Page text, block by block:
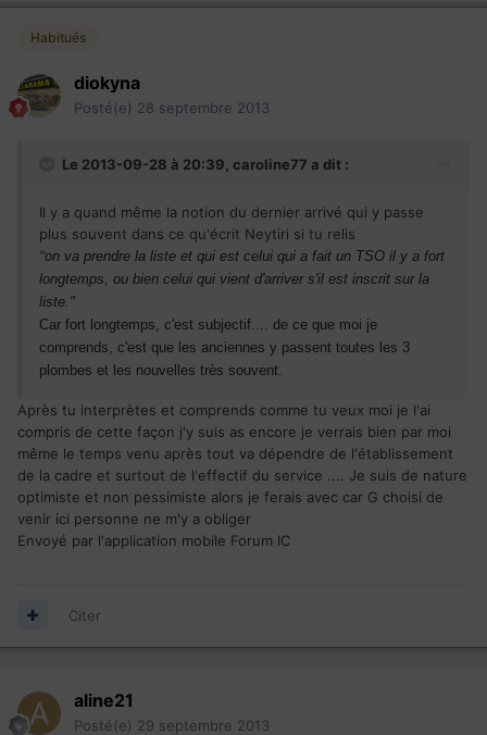
Habitués
diokyna
Posté(e) 28 septembre 2013
Le 2013-09-28 à 20:39, caroline77 a dit :
Il y a quand même la notion du dernier arrivé qui y passe
plus souvent dans ce qu'écrit Neytiri si tu relis
"on va prendre la liste et qui est celui qui a fait un TSO il y a fort
longtemps, ou bien celui qui vient d'arriver s'il est inscrit sur la
liste."
Car fort longtemps, c'est subjectif.... de ce que moi je
comprends, c'est que les anciennes y passent toutes les 3
plombes et les nouvelles très souvent.
Après tu interprètes et comprends comme tu veux moi je l'ai
compris de cette façon j'y suis as encore je verrais bien par moi
même le temps venu après tout va dépendre de l'établissement
de la cadre et surtout de l'effectif du service .... Je suis de nature
optimiste et non pessimiste alors je ferais avec car G choisi de
venir ici personne ne m'y a obliger
Envoyé par l'application mobile Forum IC
Citer
aline21
Posté(e) 29 septembre 2013